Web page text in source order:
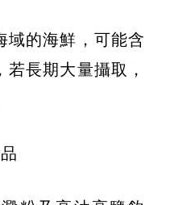
域的海鮮，可能含
長期大量攝取，